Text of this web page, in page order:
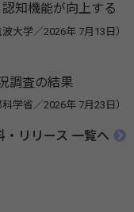
知機能が向上する
波大学／2026年 7月13日）
調査の結果
科学省／2026年 7月23日）
・リリース 一覧へ